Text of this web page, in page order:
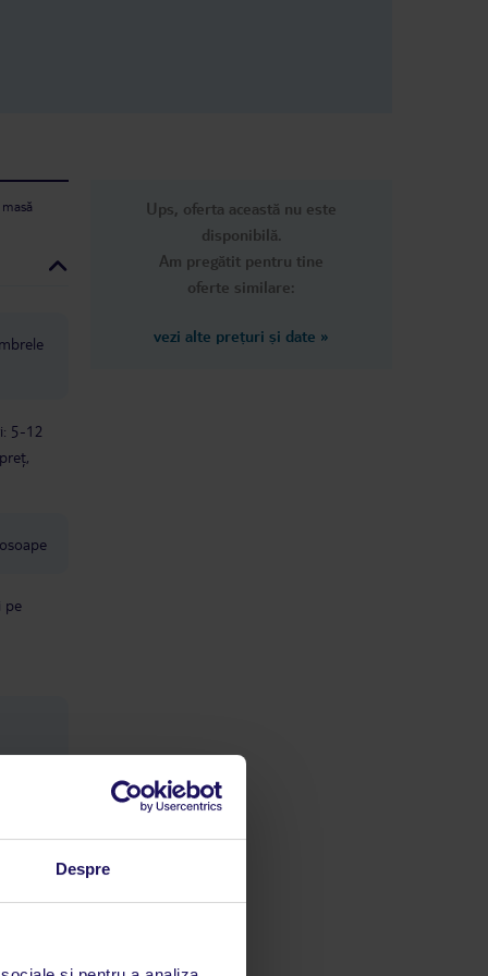
Despre
5-12
pe
Ups, oferta această nu este
disponibilă.
Am pregătit pentru tine
oferte similare:
vezi alte prețuri și date »